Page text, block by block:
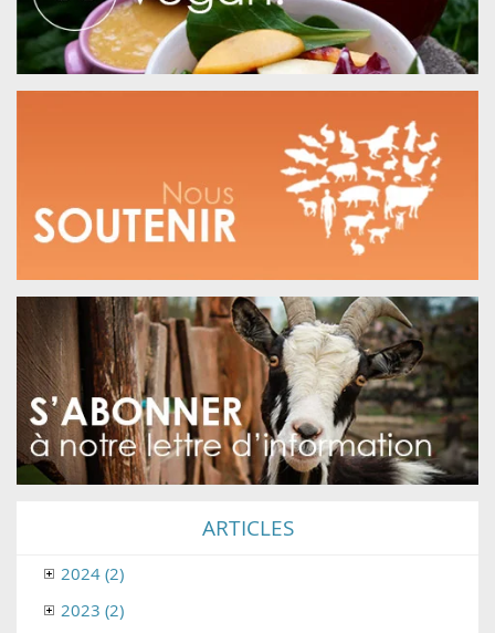
ARTICLES
2024 (2)
2023 (2)